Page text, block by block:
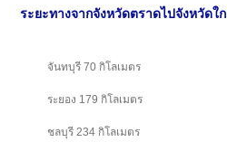
ระยะทางจากจังหวัดตราดไปจังหวัดใ
จันทบุรี 70 กิโลเมตร
ระยอง 179 กิโลเมตร
ชลบุรี 234 กิโลเมตร